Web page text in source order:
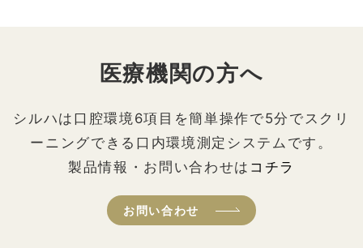
医療機関の方へ
シルハは口腔環境6項目を簡単操作で5分でスクリ
ーニングできる口内環境測定システムです。
製品情報・お問い合わせは コチラ
お問い合わせ